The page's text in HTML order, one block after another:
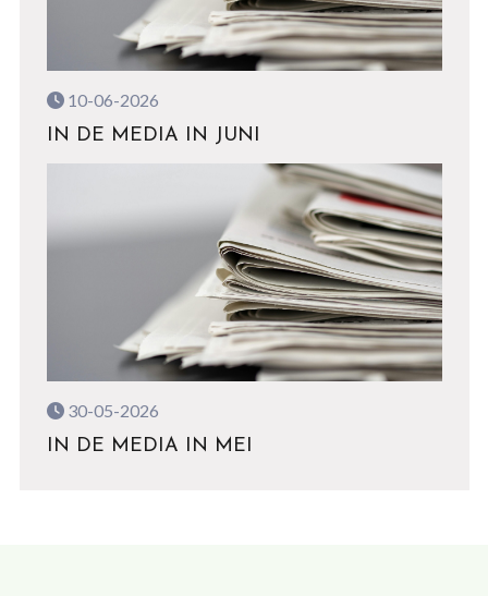
10-06-2026
IN DE MEDIA IN JUNI
30-05-2026
IN DE MEDIA IN MEI